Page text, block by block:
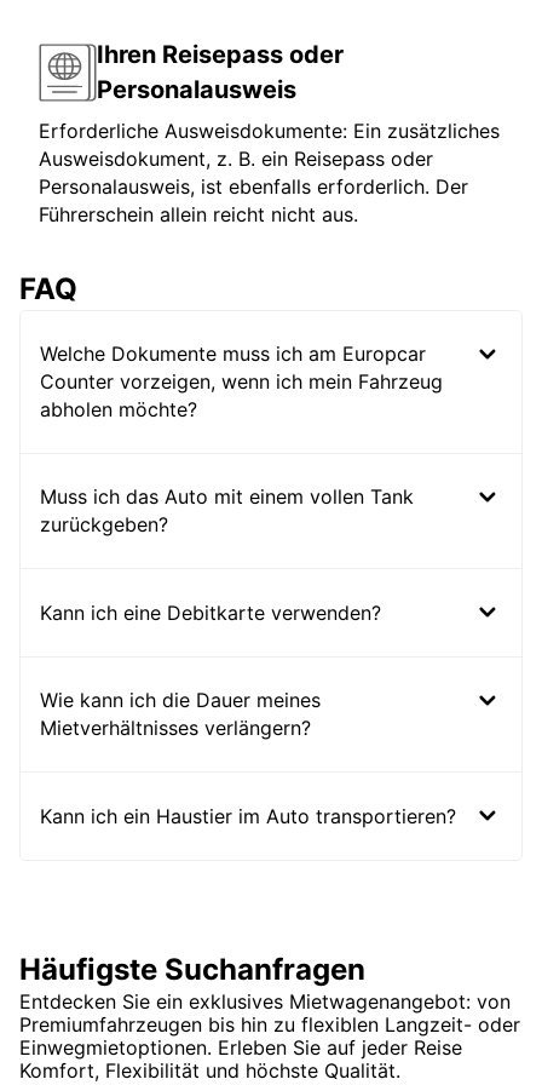
Ihren Reisepass oder
Personalausweis
Erforderliche Ausweisdokumente: Ein zusätzliches
Ausweisdokument, z. B. ein Reisepass oder
Personalausweis, ist ebenfalls erforderlich. Der
Führerschein allein reicht nicht aus.
FAQ
Welche Dokumente muss ich am Europcar
Counter vorzeigen, wenn ich mein Fahrzeug
abholen möchte?
Muss ich das Auto mit einem vollen Tank
zurückgeben?
Kann ich eine Debitkarte verwenden?
Wie kann ich die Dauer meines
Mietverhältnisses verlängern?
Kann ich ein Haustier im Auto transportieren?
Häufigste Suchanfragen
Entdecken Sie ein exklusives Mietwagenangebot: von
Premiumfahrzeugen bis hin zu flexiblen Langzeit- oder
Einwegmietoptionen. Erleben Sie auf jeder Reise
Komfort, Flexibilität und höchste Qualität.